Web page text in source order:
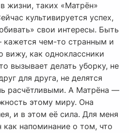
жизни, таких «Матрён»
культивируется успех,
свои интересы. Быть
чем-то странным и
вижу, как одноклассники
вызывает делать уборку, не
для друга, не делятся
расчётливыми. А Матрёна —
этому миру. Она
и в этом её сила. Для меня
как напоминание о том, что